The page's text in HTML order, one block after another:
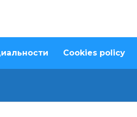
Cookies policy